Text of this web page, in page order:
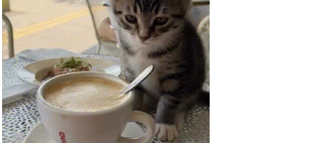
Socialter HS N�9 Baptiste
Mori...